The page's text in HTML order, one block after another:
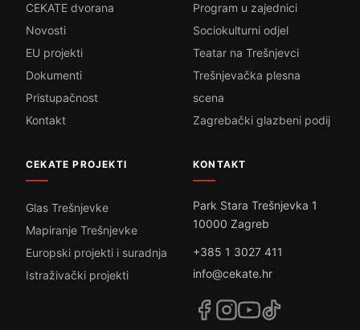
CEKATE dvorana
Novosti
EU projekti
Dokumenti
Pristupačnost
Kontakt
Program u zajednici
Sociokulturni odjel
Teatar na Trešnjevci
Trešnjevačka plesna
scena
Zagrebački glazbeni podij
CEKATE PROJEKTI
Glas Trešnjevke
Mapiranje Trešnjevke
Europski projekti i suradnja
Istraživački projekti
KONTAKT
Park Stara Trešnjevka 1
10000 Zagreb
+385 1 3027 411
info@cekate.hr